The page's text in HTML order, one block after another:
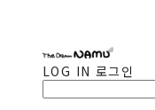
LOG IN 로그인